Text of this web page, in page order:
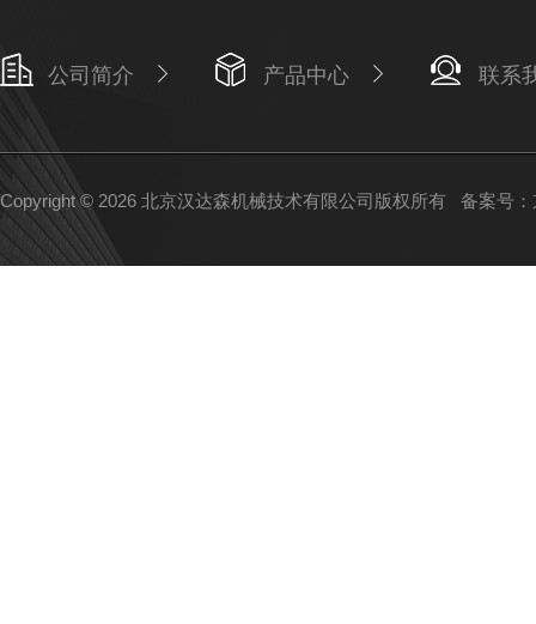
公司简介 产品中心 联系
Copyright © 2026 北京汉达森机械技术有限公司版权所有 备案号：